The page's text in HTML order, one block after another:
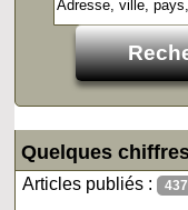
Quelques
Articles publiés :